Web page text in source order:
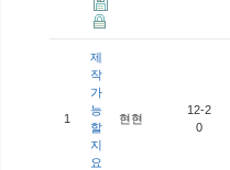
1
제
작
가
능
할
지
요
현현
12-2
0